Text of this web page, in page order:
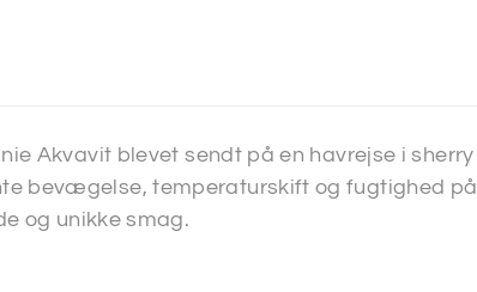
Akvavit blevet sendt på en havrejse i sherry
bevægelse, temperaturskift og fugtighed på
og unikke smag.